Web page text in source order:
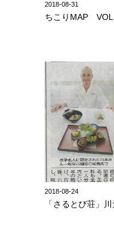
2018-08-31
ちこりMAP
2018-08-24
「さるとび荘」